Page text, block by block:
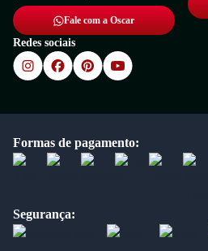
Fale com a Oscar
Redes sociais
Formas de pagamento:
Segurança: